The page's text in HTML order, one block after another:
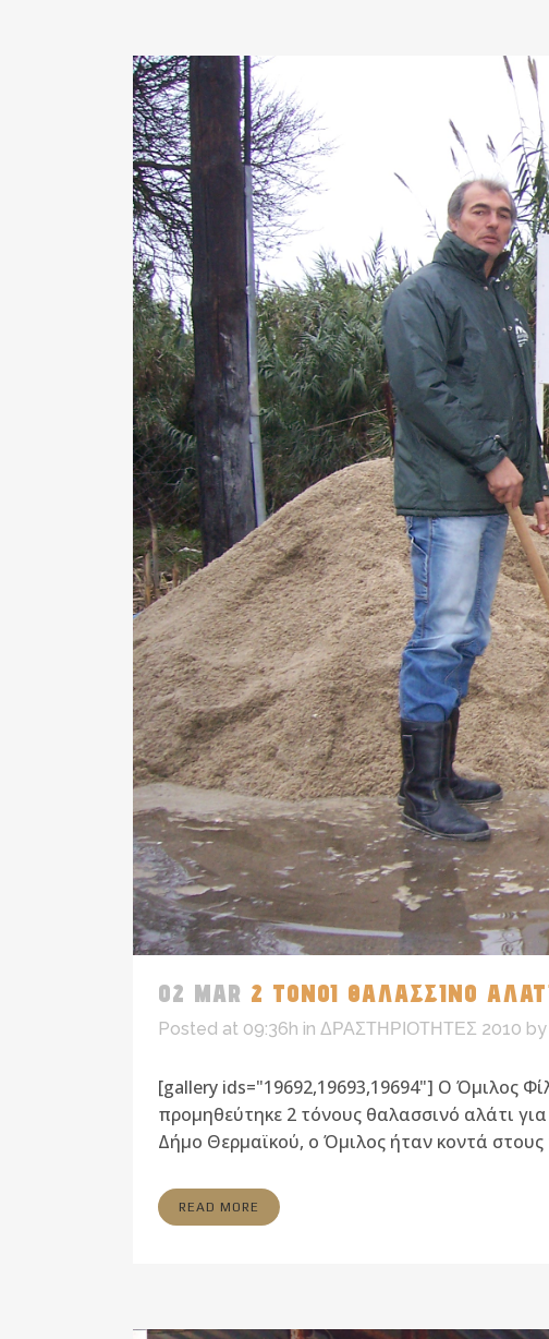
02 MAR 2 ΤΟΝΟΙ ΘΑΛΑΣΣΙΝΟ
Posted at 09:36h in ΔΡΑΣΤΗΡΙΟΤΗΤΕΣ 2010 by
[gallery ids="19692,19693,19694"] Ο Όμιλος
προμηθεύτηκε 2 τόνους θαλασσινό αλάτι
Δήμο Θερμαϊκού, ο Όμιλος ήταν κοντά στους
READ MORE